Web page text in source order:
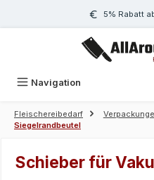
Zum Hauptinhalt springen5% Rabatt
Navigation
Fleischereibedarf
Siegelrandbeutel
Schieber für